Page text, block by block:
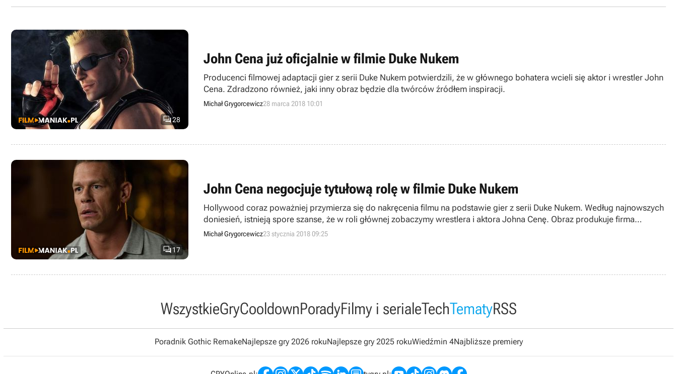
28
John Cena już oficjalnie w filmie Duke Nukem
Producenci filmowej adaptacji gier z serii Duke Nukem potwierdzili, że w głównego bohatera wcieli się aktor i wrestler John
Cena. Zdradzono również, jaki inny obraz będzie dla twórców źródłem inspiracji.
Michał Grygorcewicz28 marca 2018 10:01
17
John Cena negocjuje tytułową rolę w filmie Duke Nukem
Hollywood coraz poważniej przymierza się do nakręcenia filmu na podstawie gier z serii Duke Nukem. Według najnowszych
doniesień, istnieją spore szanse, że w roli głównej zobaczymy wrestlera i aktora Johna Cenę. Obraz produkuje firma
Platinum Dudes, której współwłaścicelem jest Michael Bay.
Michał Grygorcewicz23 stycznia 2018 09:25
WszystkieGryCooldownPoradyFilmy i serialeTechTematyRSS
Poradnik Gothic RemakeNajlepsze gry 2026 rokuNajlepsze gry 2025 rokuWiedźmin 4Najbliższe premiery